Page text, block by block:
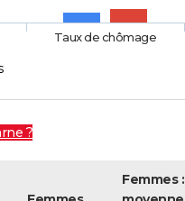
Taux de chômage
?
Femmes :